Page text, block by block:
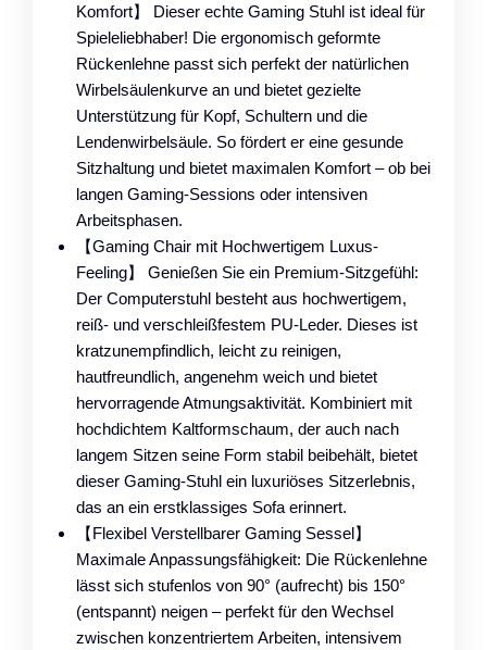
Komfort】 Dieser echte Gaming Stuhl ist ideal für
Spieleliebhaber! Die ergonomisch geformte
Rückenlehne passt sich perfekt der natürlichen
Wirbelsäulenkurve an und bietet gezielte
Unterstützung für Kopf, Schultern und die
Lendenwirbelsäule. So fördert er eine gesunde
Sitzhaltung und bietet maximalen Komfort – ob bei
langen Gaming-Sessions oder intensiven
Arbeitsphasen.
【Gaming Chair mit Hochwertigem Luxus-
Feeling】 Genießen Sie ein Premium-Sitzgefühl:
Der Computerstuhl besteht aus hochwertigem,
reiß- und verschleißfestem PU-Leder. Dieses ist
kratzunempfindlich, leicht zu reinigen,
hautfreundlich, angenehm weich und bietet
hervorragende Atmungsaktivität. Kombiniert mit
hochdichtem Kaltformschaum, der auch nach
langem Sitzen seine Form stabil beibehält, bietet
dieser Gaming-Stuhl ein luxuriöses Sitzerlebnis,
das an ein erstklassiges Sofa erinnert.
【Flexibel Verstellbarer Gaming Sessel】
Maximale Anpassungsfähigkeit: Die Rückenlehne
lässt sich stufenlos von 90° (aufrecht) bis 150°
(entspannt) neigen – perfekt für den Wechsel
zwischen konzentriertem Arbeiten, intensivem